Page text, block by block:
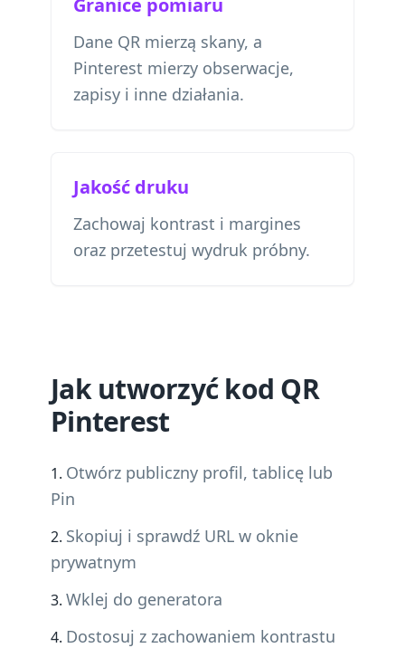
Granice pomiaru
Dane QR mierzą skany, a
Pinterest mierzy obserwacje,
zapisy i inne działania.
Jakość druku
Zachowaj kontrast i margines
oraz przetestuj wydruk próbny.
Jak utworzyć kod QR
Pinterest
Otwórz publiczny profil, tablicę lub
Pin
Skopiuj i sprawdź URL w oknie
prywatnym
Wklej do generatora
Dostosuj z zachowaniem kontrastu